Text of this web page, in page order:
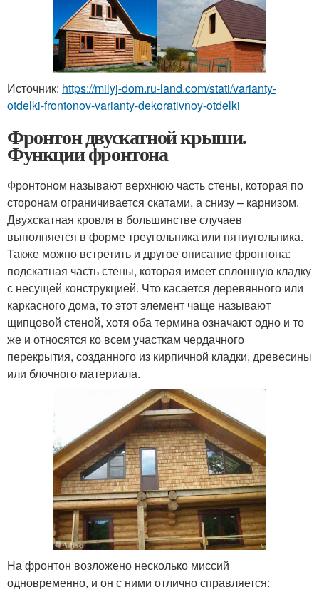
Источник: https://milyj-dom.ru-land.com/stati/varianty-
otdelki-frontonov-varianty-dekorativnoy-otdelki
Фронтон двускатной крыши.
Функции фронтона
Фронтоном называют верхнюю часть стены, которая по
сторонам ограничивается скатами, а снизу – карнизом.
Двухскатная кровля в большинстве случаев
выполняется в форме треугольника или пятиугольника.
Также можно встретить и другое описание фронтона:
подскатная часть стены, которая имеет сплошную кладку
с несущей конструкцией. Что касается деревянного или
каркасного дома, то этот элемент чаще называют
щипцовой стеной, хотя оба термина означают одно и то
же и относятся ко всем участкам чердачного
перекрытия, созданного из кирпичной кладки, древесины
или блочного материала.
На фронтон возложено несколько миссий
одновременно, и он с ними отлично справляется: